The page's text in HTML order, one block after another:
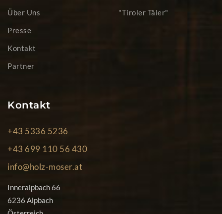
Über Uns
Presse
Kontakt
Partner
"Tiroler Täler"
Kontakt
+43 5336 5236
+43 699 110 56 430
info@holz-moser.at
Inneralpbach 66
6236 Alpbach